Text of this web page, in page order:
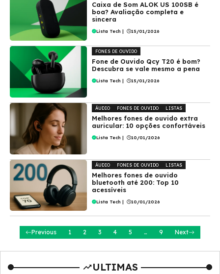
Caixa de Som ALOK US 100SB é
boa? Avaliação completa e
sincera
Lista Tech | 15/01/2026
FONES DE OUVIDO
Fone de Ouvido Qcy T20 é bom?
Descubra se vale mesmo a pena
Lista Tech | 15/01/2026
ÁUDIO FONES DE OUVIDO LISTAS
Melhores fones de ouvido extra
auricular: 10 opções confortáveis
Lista Tech | 10/01/2026
ÁUDIO FONES DE OUVIDO LISTAS
Melhores fones de ouvido
bluetooth até 200: Top 10
acessíveis
Lista Tech | 10/01/2026
Previous 1 2 3 4 5 … 9 Next
ULTIMAS